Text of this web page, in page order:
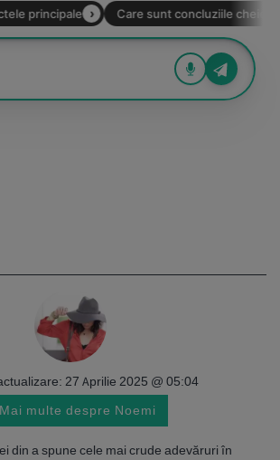
27 Aprilie 2025 @ 05:04
Mai multe despre Noemi
din a spune cele mai crude adevăruri în